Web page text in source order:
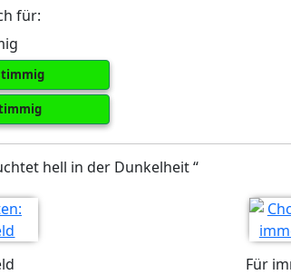
für:
hell in der Dunkelheit “
Für